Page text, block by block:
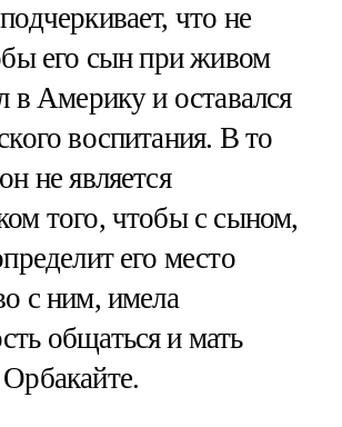
что не
его сын при живом
в Америку и оставался
воспитания. В то
не является
того, чтобы с сыном,
его место
с ним, имела
общаться и мать